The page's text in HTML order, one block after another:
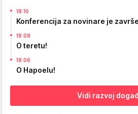
18:10
Konferencija za novinare je
18:08
O teretu!
18:06
O Hapoelu!
Vidi razvoj